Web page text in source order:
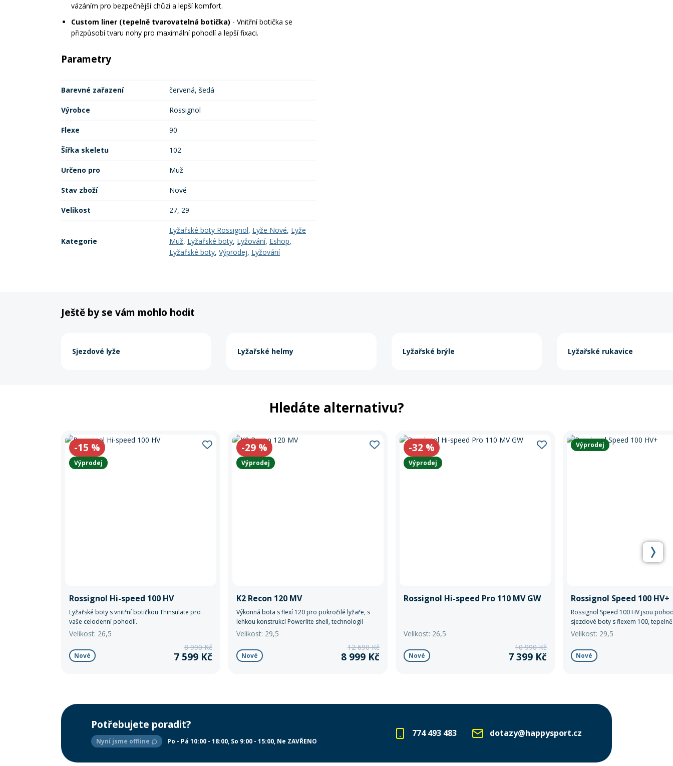
vázáním pro bezpečnější chůzi a lepší komfort.
Custom liner (tepelně tvarovatelná botička) - Vnitřní botička se
přizpůsobí tvaru nohy pro maximální pohodlí a lepší fixaci.
Parametry
Barevné zařazení červená, šedá
Výrobce Rossignol
Flexe 90
Šířka skeletu 102
Určeno pro Muž
Stav zboží Nové
Velikost 27, 29
Kategorie
Lyžařské boty Rossignol, Lyže Nové, Lyže
Muž, Lyžařské boty, Lyžování, Eshop,
Lyžařské boty, Výprodej, Lyžování
Ještě by se vám mohlo hodit
Sjezdové lyže Lyžařské helmy Lyžařské brýle Lyžařské rukavice
Hledáte alternativu?
-15 %
Výprodej
Rossignol Hi-speed 100 HV
Lyžařské boty s vnitřní botičkou Thinsulate pro
vaše celodenní pohodlí.
Velikost: 26,5
Nové
8 990 Kč
7 599 Kč
-29 %
Výprodej
K2 Recon 120 MV
Výkonná bota s flexí 120 pro pokročilé lyžaře, s
lehkou konstrukcí Powerlite shell, technologií
GripWalk pro pohodlnou chůzi a PrecisionFIT
Velikost: 29,5
Nové
12 690 Kč
8 999 Kč
-32 %
Výprodej
Rossignol Hi-speed Pro 110 MV GW
Velikost: 26,5
Nové
10 990 Kč
7 399 Kč
Výprodej
Rossignol Speed 100 HV+
Rossignol Speed 100 HV jsou
sjezdové boty s flexem 100,
vložkou a snadným nazouváním
Velikost: 29,5
Nové
Potřebujete poradit?
Nyní jsme offline Po - Pá 10:00 - 18:00 So 9:00 - 15:00 Ne ZAVŘENO
774 493 483 dotazy@happysport.cz